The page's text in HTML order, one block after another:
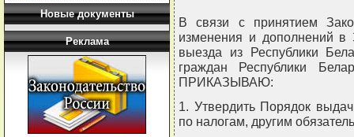
Новые документы
Реклама
В связи с принятием
изменения и дополнений в
выезда из Республики
граждан Республики
ПРИКАЗЫВАЮ:
1. Утвердить Порядок
по налогам, другим